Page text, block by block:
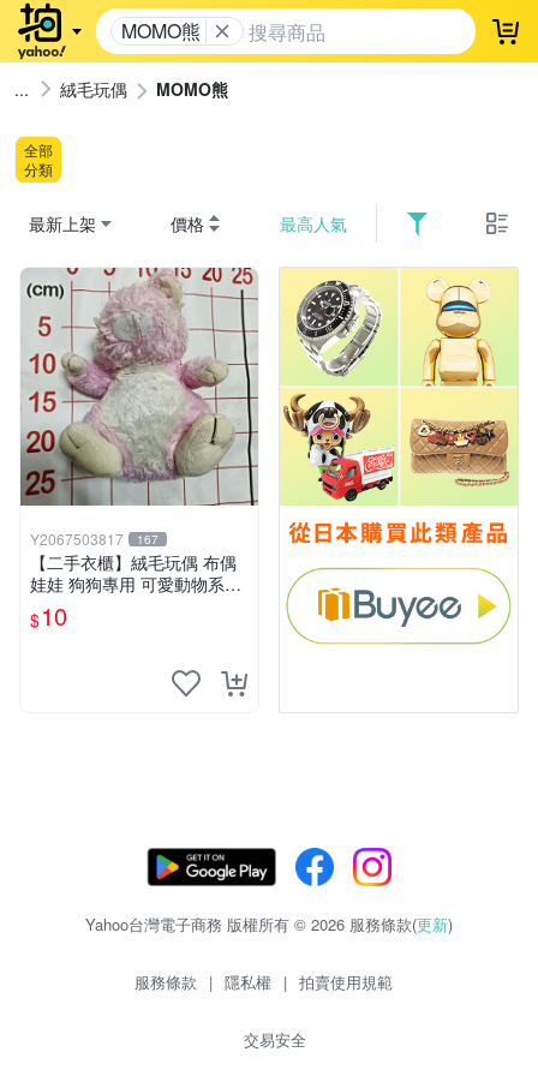
MOMO熊 登
絨毛玩偶 MOMO熊
全部
分類
最新上架 價格 最高人氣
Y2067503817 167
【二手衣櫃】絨毛玩偶 布偶
娃娃 狗狗專用 可愛動物系列
耐咬耐磨玩具 玩偶 粉紅熊寵
物玩具 1120929
$10
Yahoo台灣電子商務 版權所有 © 2026 服務條款(更新)
服務條款 | 隱私權 | 拍賣使用規範
交易安全